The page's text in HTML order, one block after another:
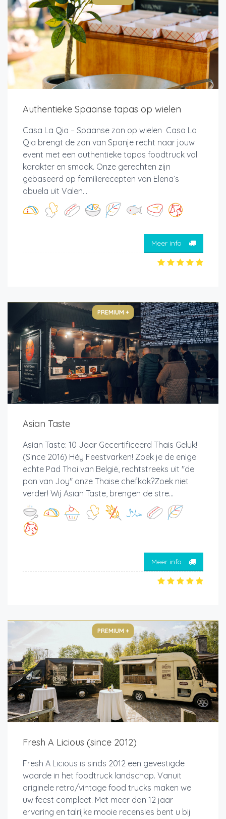
Authentieke Spaanse tapas op wielen
Casa La Qia – Spaanse zon op wielen Casa La
Qia brengt de zon van Spanje recht naar jouw
event met een authentieke tapas foodtruck vol
karakter en smaak. Onze gerechten zijn
gebaseerd op familierecepten van Elena’s
abuela uit Valen...
Meer info
PREMIUM +
Asian Taste
Asian Taste: 10 Jaar Gecertificeerd Thais Geluk!
(Since 2016) Héy Feestvarken! Zoek je de enige
echte Pad Thai van België, rechtstreeks uit "de
pan van Joy" onze Thaise chefkok?Zoek niet
verder! Wij Asian Taste, brengen de stre...
Meer info
PREMIUM +
Fresh A Licious (since 2012)
Fresh A Licious is sinds 2012 een gevestigde
waarde in het foodtruck landschap. Vanuit
originele retro/vintage food trucks maken we
uw feest compleet. Met meer dan 12 jaar
ervaring en talrijke mooie recensies bent u bij